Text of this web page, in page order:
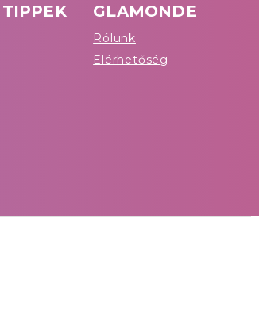
GLAMONDE
Rólunk
Elérhetőség